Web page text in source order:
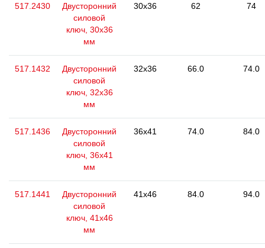
517.2430
Двусторонний
силовой
ключ, 30x36
мм
30x36 62 74
517.1432
Двусторонний
силовой
ключ, 32x36
мм
32x36 66.0 74.0
517.1436
Двусторонний
силовой
ключ, 36х41
мм
36x41 74.0 84.0
517.1441
Двусторонний
силовой
ключ, 41x46
мм
41x46 84.0 94.0